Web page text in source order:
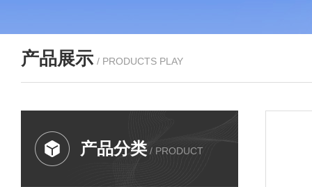
产品展示 / PRODUCTS PLAY
产品分类 / PRODUCT